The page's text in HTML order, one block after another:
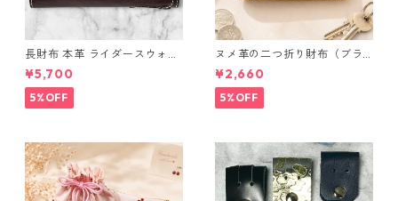
長財布 本革 ライダースウォレ
ット 国産 ヌメ革 ブラウン バ
ングラデシュ l175 レザー 革財
布 ハンドメイド 経年変化
¥5,700
5%OFF
ヌメ革の二つ折り財布（ブラ
ウン系）
¥2,660
5%OFF